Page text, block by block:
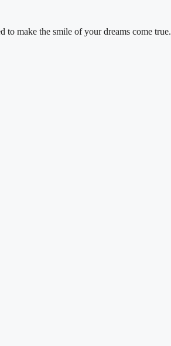
make the smile of your dreams come true.